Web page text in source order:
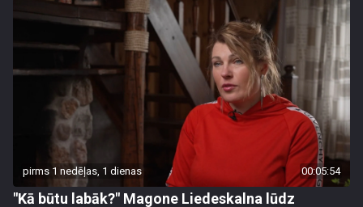
pirms 1 nedēļas, 1 dienas 00:05:54
"Kā būtu labāk?" Magone Liedeskalna lūdz